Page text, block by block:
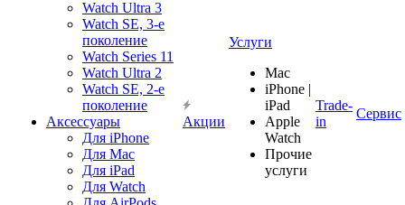
Watch Ultra 3
Watch SE, 3-е
поколение
Watch Series 11
Watch Ultra 2
Watch SE, 2-е
поколение
Аксессуары
Для iPhone
Для Mac
Для iPad
Для Watch
Акции
Услуги
Mac
iPhone |
iPad
Apple
Watch
Прочие
услуги
Trade-
in
Сервис